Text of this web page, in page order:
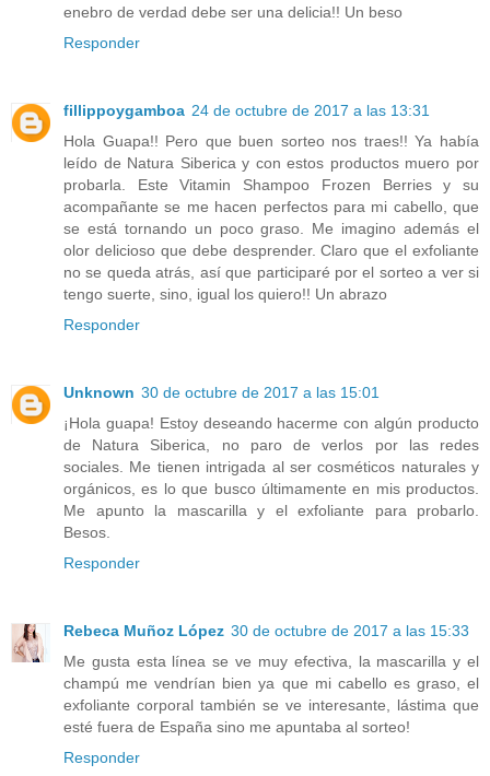
enebro de verdad debe ser una delicia!! Un beso
Responder
fillippoygamboa 24 de octubre de 2017 a las 13:31
Hola Guapa!! Pero que buen sorteo nos traes!! Ya había
leído de Natura Siberica y con estos productos muero por
probarla. Este Vitamin Shampoo Frozen Berries y su
acompañante se me hacen perfectos para mi cabello, que
se está tornando un poco graso. Me imagino además el
olor delicioso que debe desprender. Claro que el exfoliante
no se queda atrás, así que participaré por el sorteo a ver si
tengo suerte, sino, igual los quiero!! Un abrazo
Responder
Unknown 30 de octubre de 2017 a las 15:01
¡Hola guapa! Estoy deseando hacerme con algún producto
de Natura Siberica, no paro de verlos por las redes
sociales. Me tienen intrigada al ser cosméticos naturales y
orgánicos, es lo que busco últimamente en mis productos.
Me apunto la mascarilla y el exfoliante para probarlo.
Besos.
Responder
Rebeca Muñoz López 30 de octubre de 2017 a las 15:33
Me gusta esta línea se ve muy efectiva, la mascarilla y el
champú me vendrían bien ya que mi cabello es graso, el
exfoliante corporal también se ve interesante, lástima que
esté fuera de España sino me apuntaba al sorteo!
Responder